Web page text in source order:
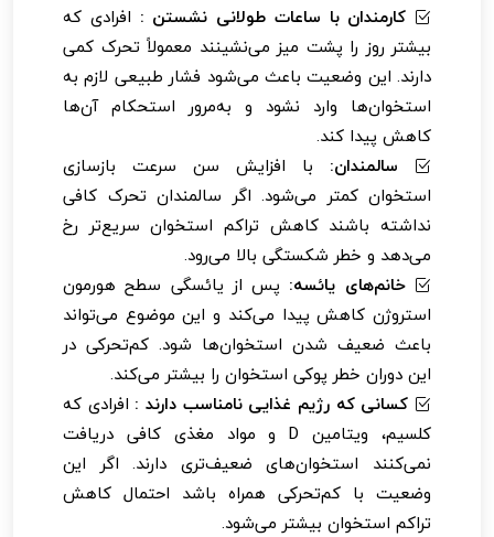
کارمندان با ساعات طولانی نشستن : افرادی که
بیشتر روز را پشت میز می‌نشینند معمولاً تحرک کمی
دارند. این وضعیت باعث می‌شود فشار طبیعی لازم به
استخوان‌ها وارد نشود و به‌مرور استحکام آن‌ها
کاهش پیدا کند.
سالمندان: با افزایش سن سرعت بازسازی
استخوان کمتر می‌شود. اگر سالمندان تحرک کافی
نداشته باشند کاهش تراکم استخوان سریع‌تر رخ
می‌دهد و خطر شکستگی بالا می‌رود.
خانم‌های یائسه: پس از یائسگی سطح هورمون
استروژن کاهش پیدا می‌کند و این موضوع می‌تواند
باعث ضعیف شدن استخوان‌ها شود. کم‌تحرکی در
این دوران خطر پوکی استخوان را بیشتر می‌کند.
کسانی که رژیم غذایی نامناسب دارند : افرادی که
کلسیم، ویتامین D و مواد مغذی کافی دریافت
نمی‌کنند استخوان‌های ضعیف‌تری دارند. اگر این
وضعیت با کم‌تحرکی همراه باشد احتمال کاهش
تراکم استخوان بیشتر می‌شود.